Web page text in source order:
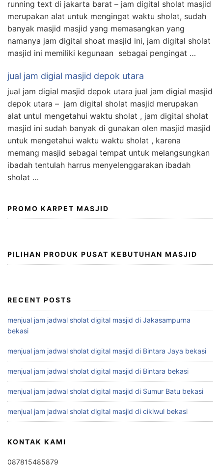
running text di jakarta barat – jam digital sholat masjid
merupakan alat untuk mengingat waktu sholat, sudah
banyak masjid masjid yang memasangkan yang
namanya jam digital shoat masjid ini, jam digital sholat
masjid ini memiliki kegunaan sebagai pengingat …
jual jam digial masjid depok utara
jual jam digial masjid depok utara jual jam digial masjid
depok utara – jam digital sholat masjid merupakan
alat untul mengetahui waktu sholat , jam digital sholat
masjid ini sudah banyak di gunakan olen masjid masjid
untuk mengetahui waktu waktu sholat , karena
memang masjid sebagai tempat untuk melangsungkan
ibadah tentulah harrus menyelenggarakan ibadah
sholat …
PROMO KARPET MASJID
PILIHAN PRODUK PUSAT KEBUTUHAN MASJID
RECENT POSTS
menjual jam jadwal sholat digital masjid di Jakasampurna
bekasi
menjual jam jadwal sholat digital masjid di Bintara Jaya bekasi
menjual jam jadwal sholat digital masjid di Bintara bekasi
menjual jam jadwal sholat digital masjid di Sumur Batu bekasi
menjual jam jadwal sholat digital masjid di cikiwul bekasi
KONTAK KAMI
087815485879